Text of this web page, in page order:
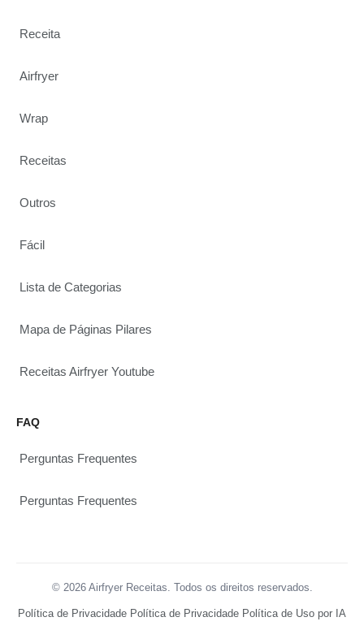
Receita
Airfryer
Wrap
Receitas
Outros
Fácil
Lista de Categorias
Mapa de Páginas Pilares
Receitas Airfryer Youtube
FAQ
Perguntas Frequentes
Perguntas Frequentes
© 2026 Airfryer Receitas. Todos os direitos reservados.
Política de Privacidade Política de Privacidade Política de Uso por IA